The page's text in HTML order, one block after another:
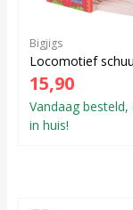
Bigjigs
Locomotief
15,90
Vandaag besteld,
in huis!